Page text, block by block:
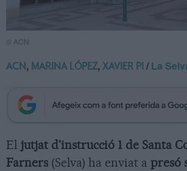
© ACN
ACN, MARINA LÓPEZ, XAVIER PI /La
El jutjat d'instrucció 1 de Santa
Farners (Selva) ha enviat a presó